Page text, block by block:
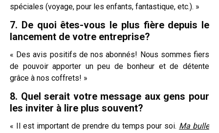
spéciales (voyage, pour les enfants, fantastique, etc.). »
7. De quoi êtes-vous le plus fière depuis le
lancement de votre entreprise?
« Des avis positifs de nos abonnés! Nous sommes fiers
de pouvoir apporter un peu de bonheur et de détente
grâce à nos coffrets! »
8. Quel serait votre message aux gens pour
les inviter à lire plus souvent?
« Il est important de prendre du temps pour soi. Ma bulle